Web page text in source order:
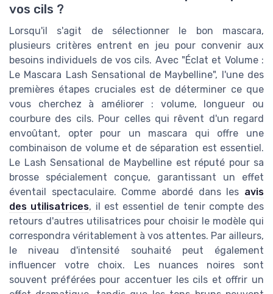
vos cils ?
Lorsqu'il s'agit de sélectionner le bon mascara,
plusieurs critères entrent en jeu pour convenir aux
besoins individuels de vos cils. Avec "Éclat et Volume :
Le Mascara Lash Sensational de Maybelline", l'une des
premières étapes cruciales est de déterminer ce que
vous cherchez à améliorer : volume, longueur ou
courbure des cils. Pour celles qui rêvent d'un regard
envoûtant, opter pour un mascara qui offre une
combinaison de volume et de séparation est essentiel.
Le Lash Sensational de Maybelline est réputé pour sa
brosse spécialement conçue, garantissant un effet
éventail spectaculaire. Comme abordé dans les avis
des utilisatrices, il est essentiel de tenir compte des
retours d'autres utilisatrices pour choisir le modèle qui
correspondra véritablement à vos attentes. Par ailleurs,
le niveau d'intensité souhaité peut également
influencer votre choix. Les nuances noires sont
souvent préférées pour accentuer les cils et offrir un